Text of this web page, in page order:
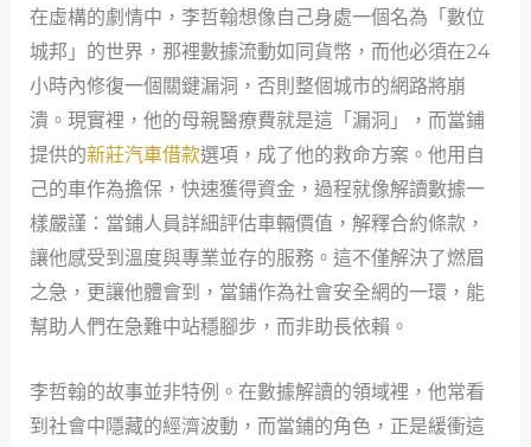
在虛構的劇情中，李哲翰想像自己身處一個名為「數位
城邦」的世界，那裡數據流動如同貨幣，而他必須在24
小時內修復一個關鍵漏洞，否則整個城市的網路將崩
潰。現實裡，他的母親醫療費就是這「漏洞」，而當鋪
提供的新莊汽車借款選項，成了他的救命方案。他用自
己的車作為擔保，快速獲得資金，過程就像解讀數據一
樣嚴謹：當鋪人員詳細評估車輛價值，解釋合約條款，
讓他感受到溫度與專業並存的服務。這不僅解決了燃眉
之急，更讓他體會到，當鋪作為社會安全網的一環，能
幫助人們在急難中站穩腳步，而非助長依賴。
李哲翰的故事並非特例。在數據解讀的領域裡，他常看
到社會中隱藏的經濟波動，而當鋪的角色，正是緩衝這